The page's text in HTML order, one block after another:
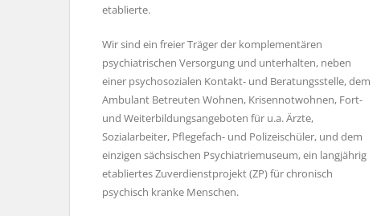
etablierte.
Wir sind ein freier Träger der komplementären
psychiatrischen Versorgung und unterhalten, neben
einer psychosozialen Kontakt- und Beratungsstelle, dem
Ambulant Betreuten Wohnen, Krisennotwohnen, Fort-
und Weiterbildungsangeboten für u.a. Ärzte,
Sozialarbeiter, Pflegefach- und Polizeischüler, und dem
einzigen sächsischen Psychiatriemuseum, ein langjährig
etabliertes Zuverdienstprojekt (ZP) für chronisch
psychisch kranke Menschen.